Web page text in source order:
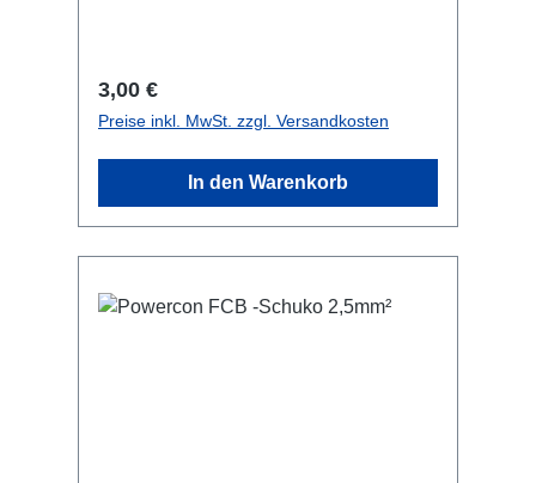
Artikel aus der L1 Reihe werden 2
RigPort Clamps benötigt! Technische
Daten:
Regulärer Preis:
3,00 €
Preise inkl. MwSt. zzgl. Versandkosten
In den Warenkorb